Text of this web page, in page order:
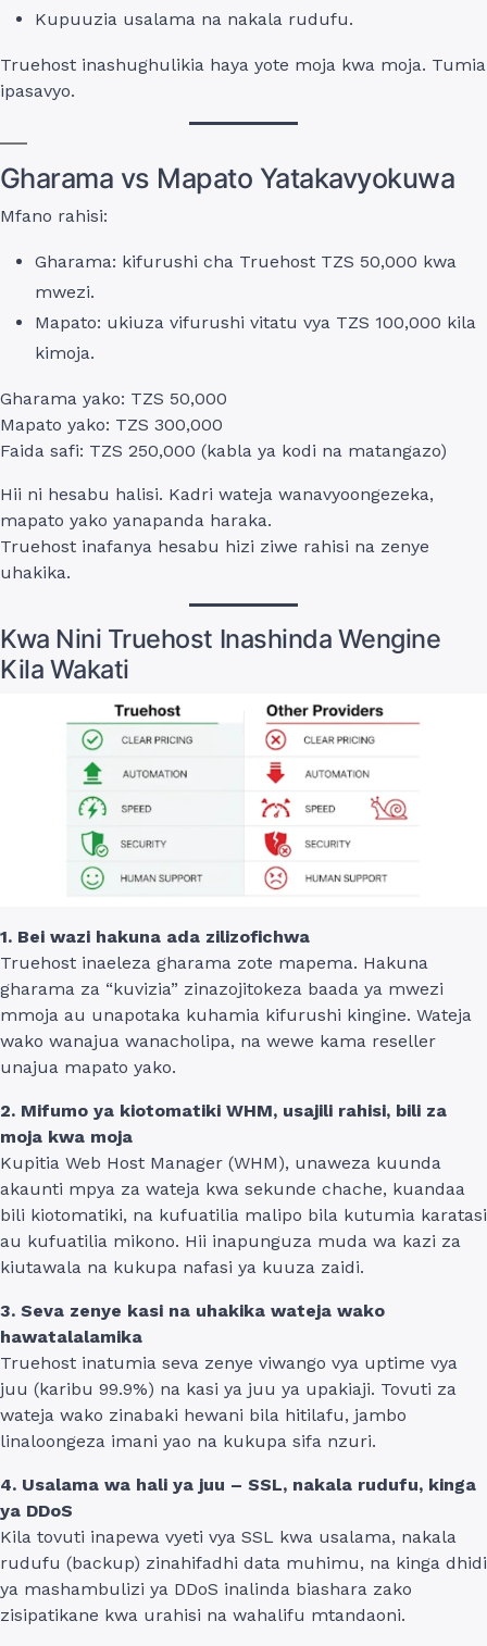
Kupuuzia usalama na nakala rudufu.
Truehost inashughulikia haya yote moja kwa moja. Tumia
ipasavyo.
Gharama vs Mapato Yatakavyokuwa
Mfano rahisi:
Gharama: kifurushi cha Truehost TZS 50,000 kwa
mwezi.
Mapato: ukiuza vifurushi vitatu vya TZS 100,000 kila
kimoja.
Gharama yako: TZS 50,000
Mapato yako: TZS 300,000
Faida safi: TZS 250,000 (kabla ya kodi na matangazo)
Hii ni hesabu halisi. Kadri wateja wanavyoongezeka,
mapato yako yanapanda haraka.
Truehost inafanya hesabu hizi ziwe rahisi na zenye
uhakika.
Kwa Nini Truehost Inashinda Wengine
Kila Wakati
1. Bei wazi hakuna ada zilizofichwa
Truehost inaeleza gharama zote mapema. Hakuna
gharama za “kuvizia” zinazojitokeza baada ya mwezi
mmoja au unapotaka kuhamia kifurushi kingine. Wateja
wako wanajua wanacholipa, na wewe kama reseller
unajua mapato yako.
2. Mifumo ya kiotomatiki WHM, usajili rahisi, bili za
moja kwa moja
Kupitia Web Host Manager (WHM), unaweza kuunda
akaunti mpya za wateja kwa sekunde chache, kuandaa
bili kiotomatiki, na kufuatilia malipo bila kutumia karatasi
au kufuatilia mikono. Hii inapunguza muda wa kazi za
kiutawala na kukupa nafasi ya kuuza zaidi.
3. Seva zenye kasi na uhakika wateja wako
hawatalalamika
Truehost inatumia seva zenye viwango vya uptime vya
juu (karibu 99.9%) na kasi ya juu ya upakiaji. Tovuti za
wateja wako zinabaki hewani bila hitilafu, jambo
linaloongeza imani yao na kukupa sifa nzuri.
4. Usalama wa hali ya juu – SSL, nakala rudufu, kinga
ya DDoS
Kila tovuti inapewa vyeti vya SSL kwa usalama, nakala
rudufu (backup) zinahifadhi data muhimu, na kinga dhidi
ya mashambulizi ya DDoS inalinda biashara zako
zisipatikane kwa urahisi na wahalifu mtandaoni.